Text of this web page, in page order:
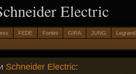
Electric
FEDE Fontini GIRA JUNG Legrand
Schneider Electric: